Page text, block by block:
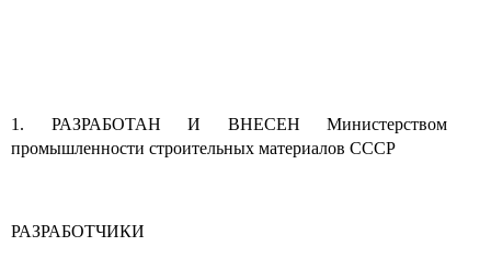
1. РАЗРАБОТАН И ВНЕСЕН Министерством
промышленности строительных материалов СССР
РАЗРАБОТЧИКИ